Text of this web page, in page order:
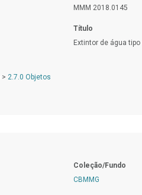
> 2.7.0 Objetos
MMM 2018.0145
Título
Extintor de água
Coleção/Fundo
CBMMG